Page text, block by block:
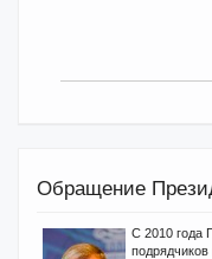
Обращение
С 2010 года